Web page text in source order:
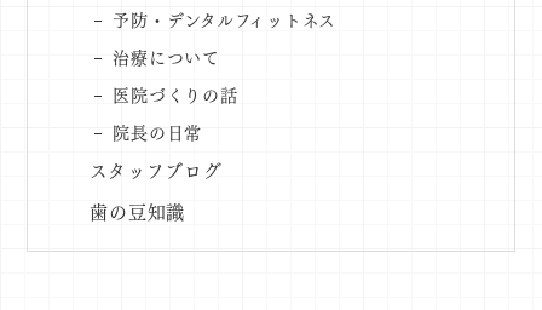
予防・デンタルフィットネス
治療について
医院づくりの話
院長の日常
スタッフブログ
歯の豆知識